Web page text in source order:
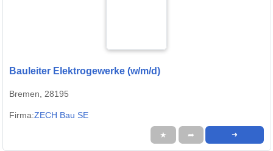
Bauleiter Elektrogewerke (w/m/d)
Bremen, 28195
Firma:ZECH Bau SE
★ ➦ ➜